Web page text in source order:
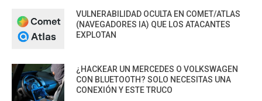
VULNERABILIDAD OCULTA EN COMET/ATLAS
(NAVEGADORES IA) QUE LOS ATACANTES
EXPLOTAN
¿HACKEAR UN MERCEDES O VOLKSWAGEN
CON BLUETOOTH? SOLO NECESITAS UNA
CONEXIÓN Y ESTE TRUCO